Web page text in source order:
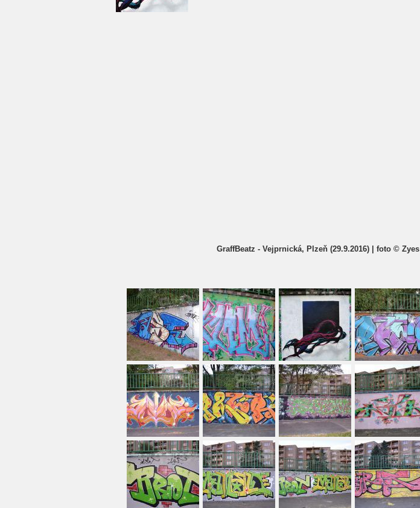
GraffBeatz - Vejprnická, Plzeň (29.9.2016) | foto © Zyes